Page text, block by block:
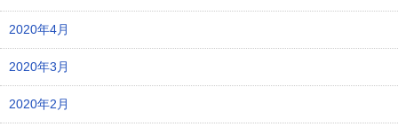
2020年4月
2020年3月
2020年2月